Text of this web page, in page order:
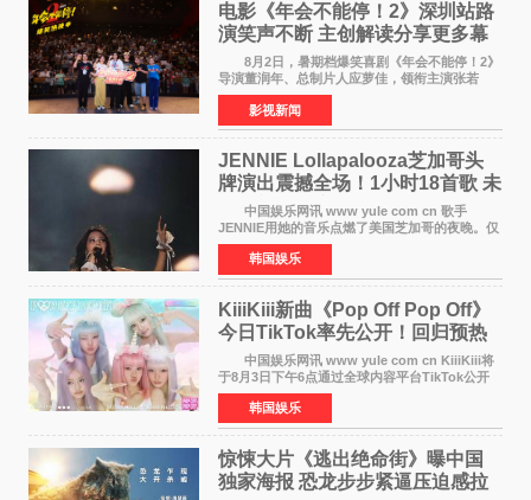
电影《年会不能停！2》深圳站路
演笑声不断 主创解读分享更多幕
后创作
8月2日，暑期档爆笑喜剧《年会不能停！2》
导演董润年、总制片人应萝佳，领衔主演张若
昀、白客，主演酷酷的滕出席深圳路演，与观众
近距离趣味互动，畅聊创作细节与名场面，一路
笑声不断。影片讲
影视新闻
JENNIE Lollapalooza芝加哥头
牌演出震撼全场！1小时18首歌 未
发行新曲首度公开
中国娱乐网讯 www yule com cn 歌手
JENNIE用她的音乐点燃了美国芝加哥的夜晚。仅
需1小时，就足以证明K-pop女性solo艺人首次登
上Lollapalooza这一头衔的分量。她向世人展示
了为何自己能作为世
韩国娱乐
KiiiKiii新曲《Pop Off Pop Off》
今日TikTok率先公开！回归预热
全面启动
中国娱乐网讯 www yule com cn KiiiKiii将
于8月3日下午6点通过全球内容平台TikTok公开
将于10日发行的迷你三辑《WhyKiiiKiii》主打歌
〈Pop Off Pop Off〉的挑战视频，率先公开部分
音源和亮
韩国娱乐
惊悚大片《逃出绝命街》曝中国
独家海报 恐龙步步紧逼压迫感拉